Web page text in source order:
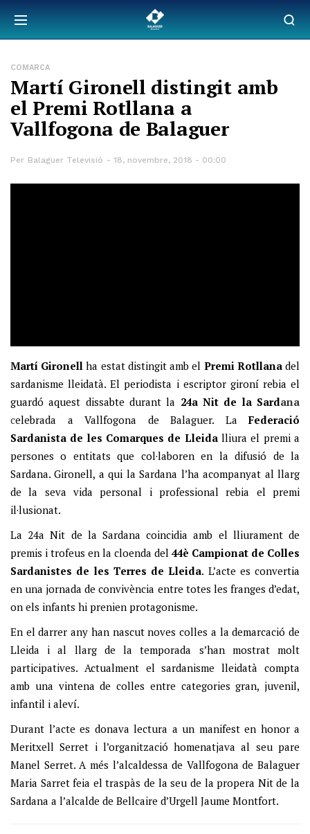
COMARCA
Martí Gironell distingit amb
el Premi Rotllana a
Vallfogona de Balaguer
Per Balaguer Televisió 18, novembre, 2018 - 00:00
Martí Gironell ha estat distingit amb el Premi Rotllanadel
sardanisme lleidatà. El periodista i escriptor gironí rebia el
guardó aquest dissabte durant la 24a Nit de la Sardana
celebrada a Vallfogona de Balaguer. La Federació
Sardanista de les Comarques de Lleidalliura el premi a
persones o entitats que col·laboren en la difusió de la
Sardana. Gironell, a qui la Sardana l’ha acompanyat al llarg
de la seva vida personal i professional rebia el premi
il·lusionat.
La 24a Nit de la Sardana coincidia amb el lliurament de
premis i trofeus en la cloenda del 44è Campionat de Colles
Sardanistes de les Terres de Lleida. L’acte es convertia
en una jornada de convivència entre totes les franges d’edat,
on els infants hi prenien protagonisme.
En el darrer any han nascut noves colles a la demarcació de
Lleida i al llarg de la temporada s’han mostrat molt
participatives. Actualment el sardanisme lleidatà compta
amb una vintena de colles entre categories gran, juvenil,
infantil i aleví.
Durant l’acte es donava lectura a un manifest en honor a
Meritxell Serret i l’organització homenatjava al seu pare
Manel Serret. A més l’alcaldessa de Vallfogona de Balaguer
Maria Sarret feia el traspàs de la seu de la propera Nit de la
Sardana a l’alcalde de Bellcaire d’Urgell Jaume Montfort.